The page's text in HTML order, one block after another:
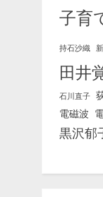
子育
持石沙織
田井
石川直子
電磁波
黒沢郁